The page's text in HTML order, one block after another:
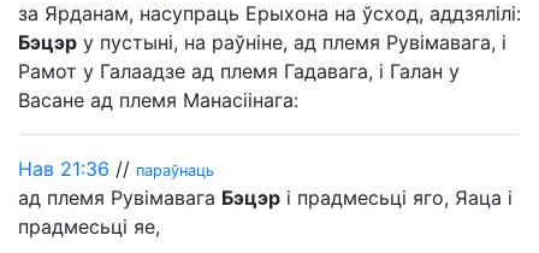
за Ярданам, насупраць Ерыхона на ўсход, аддзялілі:
Бэцэр у пустыні, на раўніне, ад племя Рувімавага, і
Рамот у Галаадзе ад племя Гадавага, і Галан у
Васане ад племя Манасіінага:
Нав 21:36 // параўнаць
ад племя Рувімавага Бэцэр і прадмесьці яго, Яаца і
прадмесьці яе,